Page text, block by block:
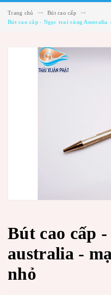
Trang chủ
Bút cao cấp
Bút cao cấp - Ngọc trai vàng Australia
Bút cao cấp
australia -
nhỏ